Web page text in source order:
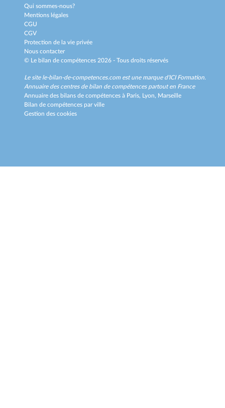
Qui sommes-nous?
Mentions légales
CGU
CGV
Protection de la vie privée
Nous contacter
© Le bilan de compétences 2026 - Tous droits réservés
Le site le-bilan-de-competences.com est une marque d'ICI Formation.
Annuaire des centres de bilan de compétences partout en France
Annuaire des bilans de compétences à Paris, Lyon, Marseille
Bilan de compétences par ville
Gestion des cookies